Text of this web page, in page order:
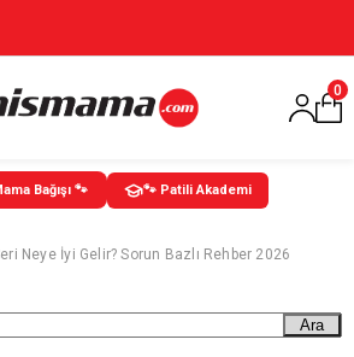
0
Bağışı 🐾 🐾 Patili Akademi
Neye İyi Gelir? Sorun Bazlı Rehber 2026
Ara